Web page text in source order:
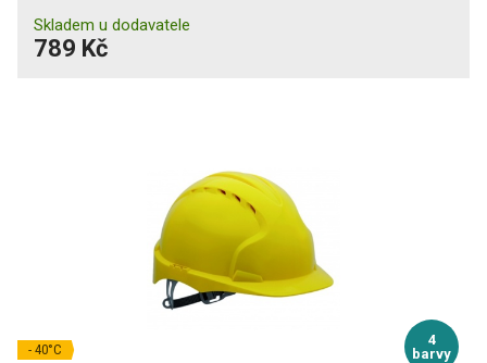
Skladem u dodavatele
789 Kč
4
barvy
- 40°C